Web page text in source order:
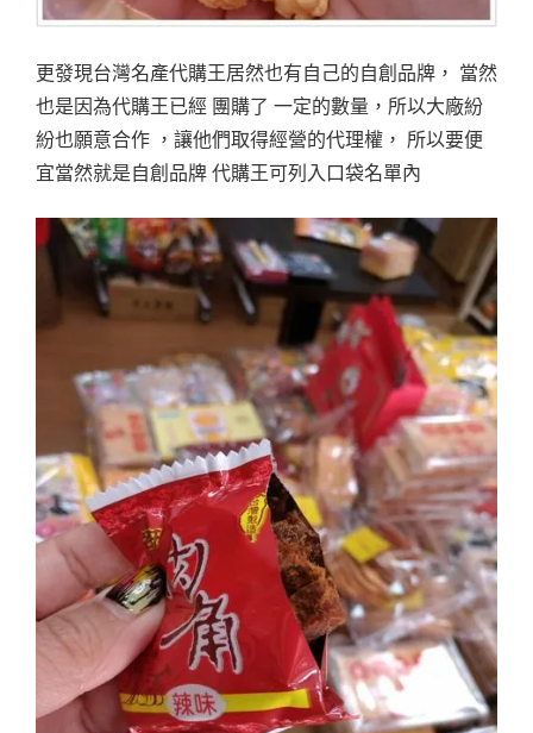
更發現台灣名產代購王居然也有自己的自創品牌， 當然
也是因為代購王已經 團購了 一定的數量，所以大廠紛
紛也願意合作 ，讓他們取得經營的代理權， 所以要便
宜當然就是自創品牌 代購王可列入口袋名單內